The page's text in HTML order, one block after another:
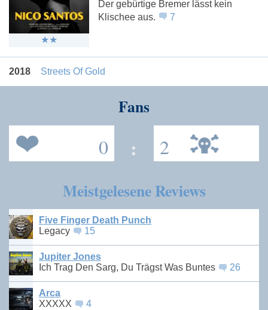
Der gebürtige Bremer lässt kein
Klischee aus.
7
2018 Streets Of Gold
Fans
0 : 2
Meistgelesene Reviews
Five Finger Death Punch
Legacy
15
Jupiter Jones
Ich Trag Den Sarg, Du Trägst Was Buntes
26
Arca
XXXXX
4